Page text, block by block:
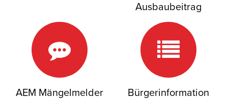
Ausbaubeitrag
AEM Mängelmelder Bürgerinformation